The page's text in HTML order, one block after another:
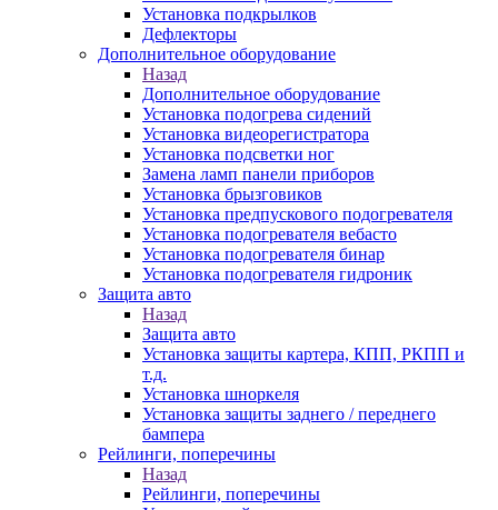
Установка подкрылков
Дефлекторы
Дополнительное оборудование
Назад
Дополнительное оборудование
Установка подогрева сидений
Установка видеорегистратора
Установка подсветки ног
Замена ламп панели приборов
Установка брызговиков
Установка предпускового подогревателя
Установка подогревателя вебасто
Установка подогревателя бинар
Установка подогревателя гидроник
Защита авто
Назад
Защита авто
Установка защиты картера, КПП, РКПП и
т.д.
Установка шноркеля
Установка защиты заднего / переднего
бампера
Рейлинги, поперечины
Назад
Рейлинги, поперечины